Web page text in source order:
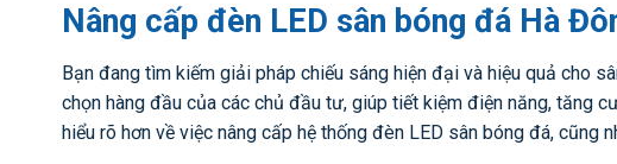
Nâng cấp đèn LED sân bóng đá Hà
Bạn đang tìm kiếm giải pháp chiếu sáng hiện đại và hiệu quả cho
chọn hàng đầu của các chủ đầu tư, giúp tiết kiệm điện năng, tăng
hiểu rõ hơn về việc nâng cấp hệ thống đèn LED sân bóng đá, cũng